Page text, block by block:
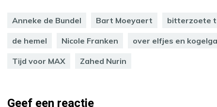
Anneke de Bundel Bart Moeyaert bitterzoete
de hemel Nicole Franken over elfjes en
Tijd voor MAX Zahed Nurin
Geef een reactie